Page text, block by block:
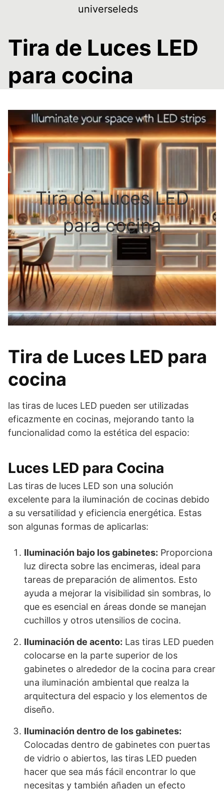
universeleds
Tira de Luces LED
para cocina
Tira de Luces LED
para cocina
Tira de Luces LED para
cocina
las tiras de luces LED pueden ser utilizadas
eficazmente en cocinas, mejorando tanto la
funcionalidad como la estética del espacio:
Luces LED para Cocina
Las tiras de luces LED son una solución
excelente para la iluminación de cocinas debido
a su versatilidad y eficiencia energética. Estas
son algunas formas de aplicarlas:
Iluminación bajo los gabinetes: Proporciona
luz directa sobre las encimeras, ideal para
tareas de preparación de alimentos. Esto
ayuda a mejorar la visibilidad sin sombras, lo
que es esencial en áreas donde se manejan
cuchillos y otros utensilios de cocina.
Iluminación de acento: Las tiras LED pueden
colocarse en la parte superior de los
gabinetes o alrededor de la cocina para crear
una iluminación ambiental que realza la
arquitectura del espacio y los elementos de
diseño.
Iluminación dentro de los gabinetes:
Colocadas dentro de gabinetes con puertas
de vidrio o abiertos, las tiras LED pueden
hacer que sea más fácil encontrar lo que
necesitas y también añaden un efecto